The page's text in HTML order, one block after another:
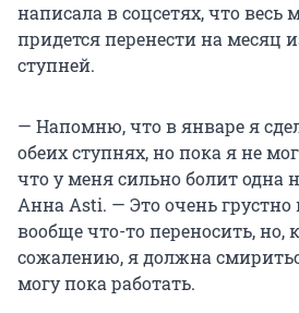
написала в соцсетях, что весь
придется перенести на месяц
ступней.
— Напомню, что в январе я
обеих ступнях, но пока я не
что у меня сильно болит одна
Анна Asti. — Это очень грустно
вообще что-то переносить,
сожалению, я должна
могу пока работать.